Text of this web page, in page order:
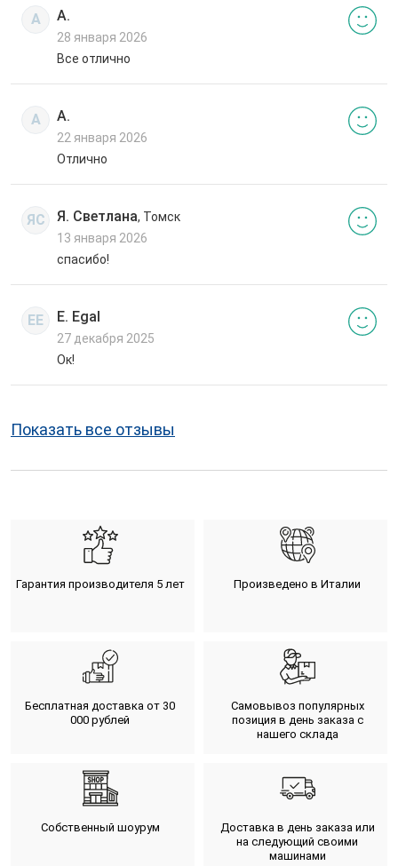
А А.
28 января 2026
Все отлично
А А.
22 января 2026
Отлично
ЯС Я. Светлана, Томск
13 января 2026
спасибо!
EE E. Egal
27 декабря 2025
Ок!
Показать все отзывы
Гарантия производителя 5 лет Произведено в Италии
Бесплатная доставка от 30
000 рублей
Самовывоз популярных
позиция в день заказа с
нашего склада
Собственный шоурум
Доставка в день заказа или
на следующий своими
машинами